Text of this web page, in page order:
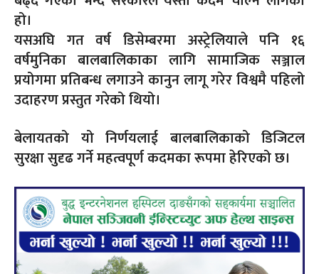
हो।
यसअघि गत वर्ष डिसेम्बरमा अस्ट्रेलियाले पनि १६
वर्षमुनिका बालबालिकाका लागि सामाजिक सञ्जाल
प्रयोगमा प्रतिबन्ध लगाउने कानुन लागू गरेर विश्वमै पहिलो
उदाहरण प्रस्तुत गरेको थियो।
बेलायतको यो निर्णयलाई बालबालिकाको डिजिटल
सुरक्षा सुदृढ गर्ने महत्वपूर्ण कदमका रूपमा हेरिएको छ।